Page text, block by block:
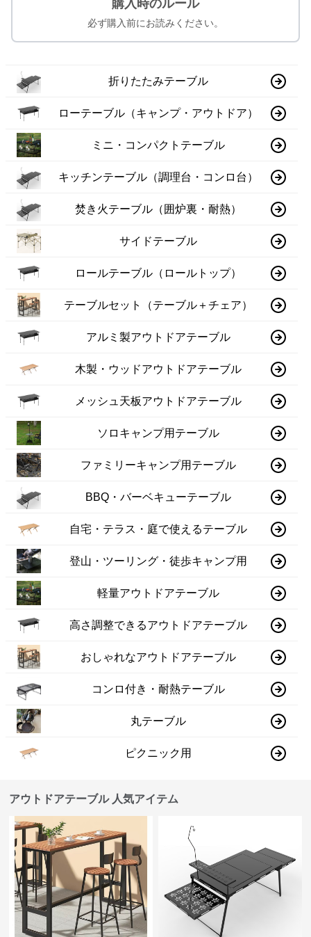
購入時のルール
必ず購入前にお読みください。
折りたたみテーブル
ローテーブル（キャンプ・アウトドア）
ミニ・コンパクトテーブル
キッチンテーブル（調理台・コンロ台）
焚き火テーブル（囲炉裏・耐熱）
サイドテーブル
ロールテーブル（ロールトップ）
テーブルセット（テーブル＋チェア）
アルミ製アウトドアテーブル
木製・ウッドアウトドアテーブル
メッシュ天板アウトドアテーブル
ソロキャンプ用テーブル
ファミリーキャンプ用テーブル
BBQ・バーベキューテーブル
自宅・テラス・庭で使えるテーブル
登山・ツーリング・徒歩キャンプ用
軽量アウトドアテーブル
高さ調整できるアウトドアテーブル
おしゃれなアウトドアテーブル
コンロ付き・耐熱テーブル
丸テーブル
ピクニック用
アウトドアテーブル 人気アイテム